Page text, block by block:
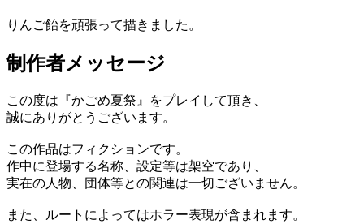
りんご飴を頑張って描きました。
制作者メッセージ
この度は『かごめ夏祭』をプレイして頂き、
誠にありがとうございます。
この作品はフィクションです。
作中に登場する名称、設定等は架空であり、
実在の人物、団体等との関連は一切ございません。
また、ルートによってはホラー表現が含まれます。